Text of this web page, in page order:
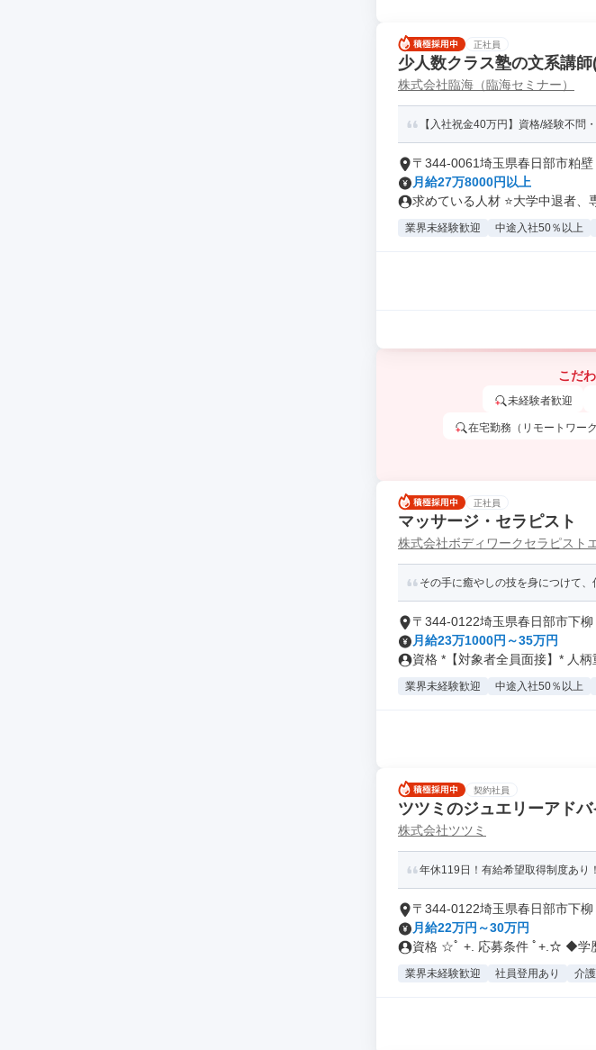
正社員
少人数クラス塾の文系講
株式会社臨海（臨海セミナー）
【入社祝金40万円】資格/経験不問
〒344-0061埼玉県春日部市粕壁
月給27万8000円以上
求めている人材 ⭐大学中退者
業界未経験歓迎 中途入社50％以上
こだ
未経験者歓迎
在宅勤務（リモートワー
正社員
マッサージ・セラピスト
株式会社ボディワークセラピスト
その手に癒やしの技を身につけて
〒344-0122埼玉県春日部市下柳
月給23万1000円～35万円
資格 *【対象者全員面接】* 人
業界未経験歓迎 中途入社50％以上
契約社員
ツツミのジュエリーアド
株式会社ツツミ
年休119日！有給希望取得制度あり
〒344-0122埼玉県春日部市下柳
月給22万円～30万円
資格 ☆ﾟ +. 応募条件 ﾟ+.☆ ◆学
業界未経験歓迎 社員登用あり 介